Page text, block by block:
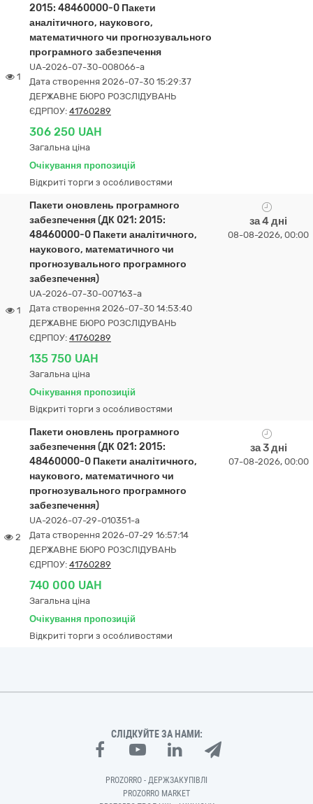
1
2015: 48460000-0 Пакети
аналітичного, наукового,
математичного чи прогнозувального
програмного забезпечення
UA-2026-07-30-008066-a
Дата створення 2026-07-30 15:29:37
ДЕРЖАВНЕ БЮРО РОЗСЛІДУВАНЬ
ЄДРПОУ: 41760289
306 250 UAH
Загальна ціна
Очікування пропозицій
Відкриті торги з особливостями
1
Пакети оновлень програмного
забезпечення (ДК 021: 2015:
48460000-0 Пакети аналітичного,
наукового, математичного чи
прогнозувального програмного
забезпечення)
UA-2026-07-30-007163-a
Дата створення 2026-07-30 14:53:40
ДЕРЖАВНЕ БЮРО РОЗСЛІДУВАНЬ
ЄДРПОУ: 41760289
135 750 UAH
Загальна ціна
Очікування пропозицій
Відкриті торги з особливостями
за 4 дні
08-08-2026, 00:00
2
Пакети оновлень програмного
забезпечення (ДК 021: 2015:
48460000-0 Пакети аналітичного,
наукового, математичного чи
прогнозувального програмного
забезпечення)
UA-2026-07-29-010351-a
Дата створення 2026-07-29 16:57:14
ДЕРЖАВНЕ БЮРО РОЗСЛІДУВАНЬ
ЄДРПОУ: 41760289
740 000 UAH
Загальна ціна
Очікування пропозицій
Відкриті торги з особливостями
за 3 дні
07-08-2026, 00:00
СЛІДКУЙТЕ ЗА НАМИ:
PROZORRO - ДЕРЖЗАКУПІВЛІ
PROZORRO MARKET